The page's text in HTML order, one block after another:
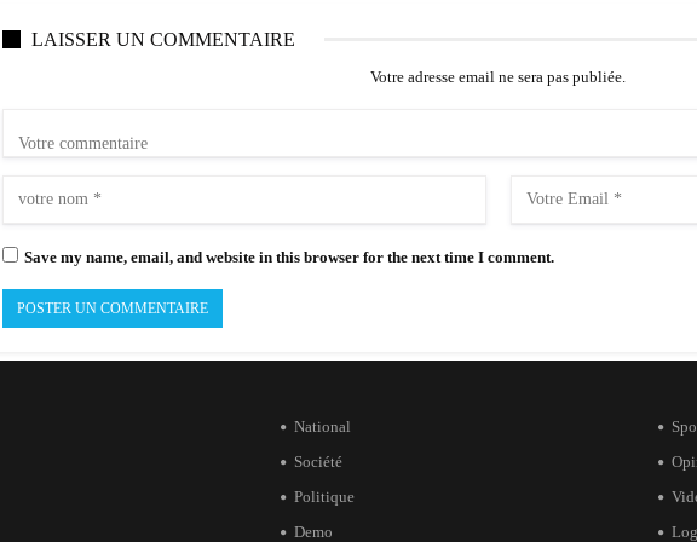
LAISSER UN COMMENTAIRE
Votre adresse email ne sera pas publiée.
Save my name, email, and website in this browser for the next time I comment.
National
Société
Politique
Demo